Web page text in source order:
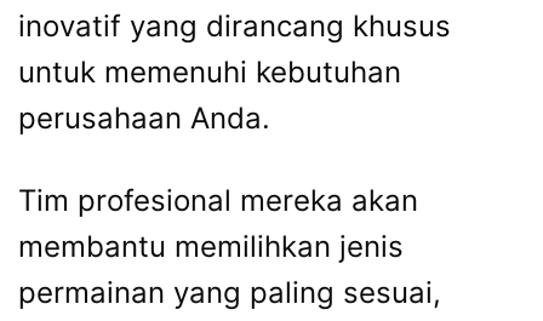
inovatif yang dirancang khusus
untuk memenuhi kebutuhan
perusahaan Anda.
Tim profesional mereka akan
membantu memilihkan jenis
permainan yang paling sesuai,